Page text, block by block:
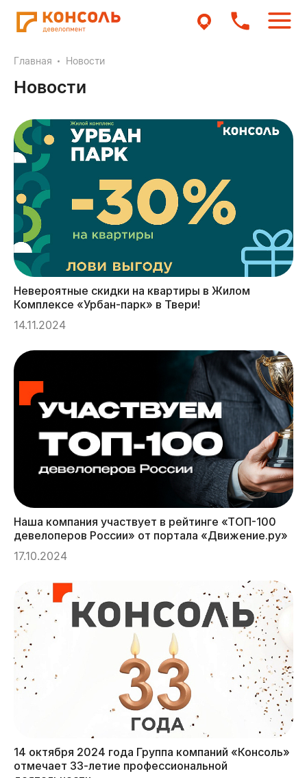
Главная Новости
Новости
Невероятные скидки на квартиры в Жилом
Комплексе «Урбан-парк» в Твери!
14.11.2024
Наша компания участвует в рейтинге «ТОП-100
девелоперов России» от портала «Движение.ру»
17.10.2024
14 октября 2024 года Группа компаний «Консоль»
отмечает 33-летие профессиональной